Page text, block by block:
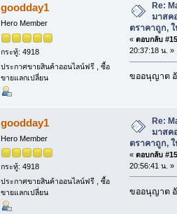
goodday1
Hero Member
กระทู้: 4918
ประกาศขายสินค้าออนไลน์ฟรี , ซื้อ
ขายแลกเปลี่ยน
Re:
มาสค
ตราคาถูก,
« ตอบกลับ
20:37:18 น. »
ขออนุญาต
goodday1
Hero Member
กระทู้: 4918
ประกาศขายสินค้าออนไลน์ฟรี , ซื้อ
ขายแลกเปลี่ยน
Re:
มาสค
ตราคาถูก,
« ตอบกลับ
20:56:41 น. »
ขออนุญาต